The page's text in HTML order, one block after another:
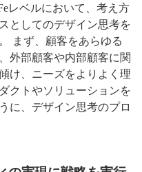
レベルにおいて、考え方
としてのデザイン思考を
まず、顧客をあらゆる
外部顧客や内部顧客に関
け、ニーズをよりよく理
クトやソリューションを
に、デザイン思考のプロ